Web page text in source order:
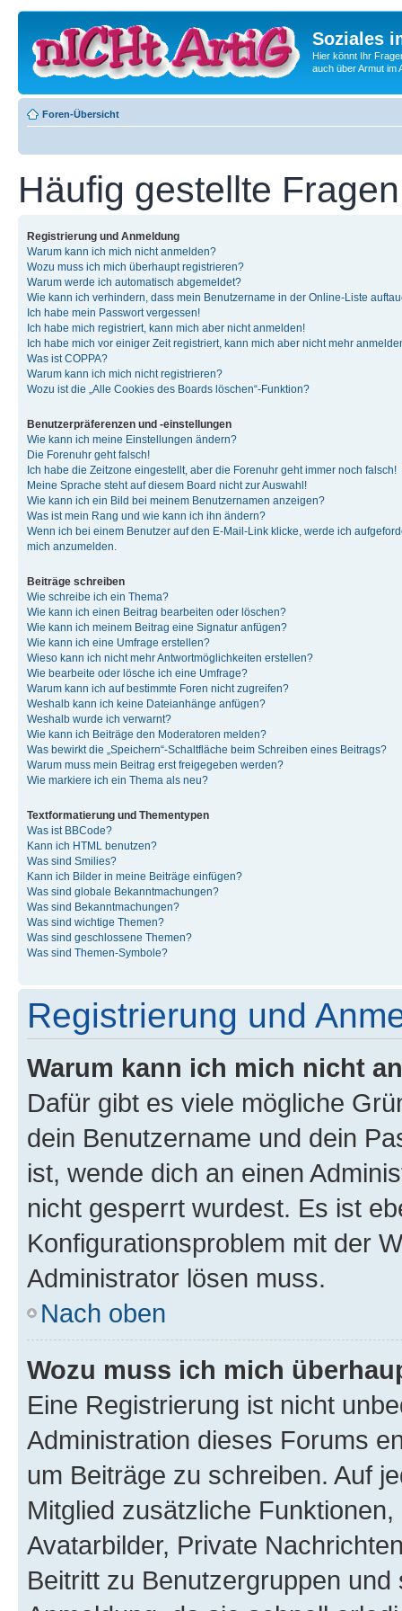
Soziales
Hier könnt Ihr
auch über Armut im
Foren-Übersicht
Häufig gestellte Fragen
Registrierung und Anmeldung
Warum kann ich mich nicht anmelden?
Wozu muss ich mich überhaupt registrieren?
Warum werde ich automatisch abgemeldet?
Wie kann ich verhindern, dass mein Benutzername in der Online-Liste
Ich habe mein Passwort vergessen!
Ich habe mich registriert, kann mich aber nicht anmelden!
Ich habe mich vor einiger Zeit registriert, kann mich aber nicht mehr
Was ist COPPA?
Warum kann ich mich nicht registrieren?
Wozu ist die „Alle Cookies des Boards löschen“-Funktion?
Benutzerpräferenzen und -einstellungen
Wie kann ich meine Einstellungen ändern?
Die Forenuhr geht falsch!
Ich habe die Zeitzone eingestellt, aber die Forenuhr geht immer noch falsch!
Meine Sprache steht auf diesem Board nicht zur Auswahl!
Wie kann ich ein Bild bei meinem Benutzernamen anzeigen?
Was ist mein Rang und wie kann ich ihn ändern?
Wenn ich bei einem Benutzer auf den E-Mail-Link klicke, werde ich
mich anzumelden.
Beiträge schreiben
Wie schreibe ich ein Thema?
Wie kann ich einen Beitrag bearbeiten oder löschen?
Wie kann ich meinem Beitrag eine Signatur anfügen?
Wie kann ich eine Umfrage erstellen?
Wieso kann ich nicht mehr Antwortmöglichkeiten erstellen?
Wie bearbeite oder lösche ich eine Umfrage?
Warum kann ich auf bestimmte Foren nicht zugreifen?
Weshalb kann ich keine Dateianhänge anfügen?
Weshalb wurde ich verwarnt?
Wie kann ich Beiträge den Moderatoren melden?
Was bewirkt die „Speichern“-Schaltfläche beim Schreiben eines Beitrags?
Warum muss mein Beitrag erst freigegeben werden?
Wie markiere ich ein Thema als neu?
Textformatierung und Thementypen
Was ist BBCode?
Kann ich HTML benutzen?
Was sind Smilies?
Kann ich Bilder in meine Beiträge einfügen?
Was sind globale Bekanntmachungen?
Was sind Bekanntmachungen?
Was sind wichtige Themen?
Was sind geschlossene Themen?
Was sind Themen-Symbole?
Registrierung und
Warum kann ich mich nicht
Dafür gibt es viele mögliche
dein Benutzername und dein
ist, wende dich an einen
nicht gesperrt wurdest. Es ist
Konfigurationsproblem mit der
Administrator lösen muss.
Nach oben
Wozu muss ich mich
Eine Registrierung ist nicht
Administration dieses Forums
um Beiträge zu schreiben. Auf
Mitglied zusätzliche
Avatarbilder, Private
Beitritt zu Benutzergruppen